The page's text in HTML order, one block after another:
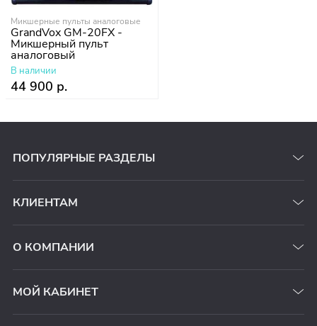
Микшерные пульты аналоговые
GrandVox GM-20FX -
Микшерный пульт
аналоговый
В наличии
44 900 р.
ПОПУЛЯРНЫЕ РАЗДЕЛЫ
КЛИЕНТАМ
О КОМПАНИИ
МОЙ КАБИНЕТ